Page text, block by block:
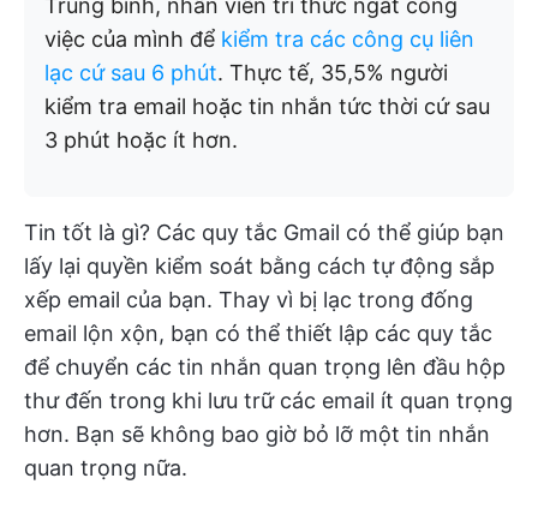
Trung bình, nhân viên tri thức ngắt công
việc của mình để kiểm tra các công cụ liên
lạc cứ sau 6 phút. Thực tế, 35,5% người
kiểm tra email hoặc tin nhắn tức thời cứ sau
3 phút hoặc ít hơn.
Tin tốt là gì? Các quy tắc Gmail có thể giúp bạn
lấy lại quyền kiểm soát bằng cách tự động sắp
xếp email của bạn. Thay vì bị lạc trong đống
email lộn xộn, bạn có thể thiết lập các quy tắc
để chuyển các tin nhắn quan trọng lên đầu hộp
thư đến trong khi lưu trữ các email ít quan trọng
hơn. Bạn sẽ không bao giờ bỏ lỡ một tin nhắn
quan trọng nữa.